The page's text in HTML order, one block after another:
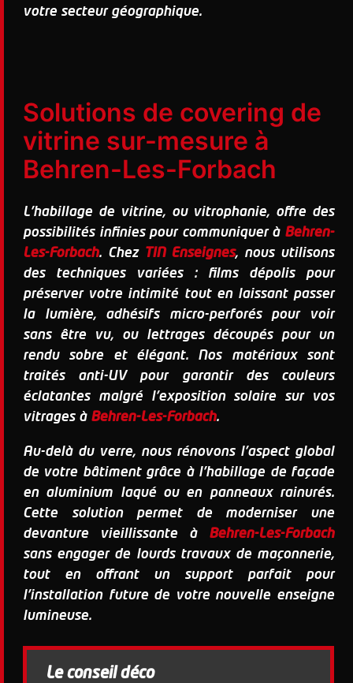
votre secteur géographique.
Solutions de covering de
vitrine sur-mesure à
Behren-Les-Forbach
L'habillage de vitrine, ou vitrophanie, offre des
possibilités infinies pour communiquer à Behren-
Les-Forbach. Chez TIN Enseignes, nous utilisons
des techniques variées : films dépolis pour
préserver votre intimité tout en laissant passer
la lumière, adhésifs micro-perforés pour voir
sans être vu, ou lettrages découpés pour un
rendu sobre et élégant. Nos matériaux sont
traités anti-UV pour garantir des couleurs
éclatantes malgré l'exposition solaire sur vos
vitrages à Behren-Les-Forbach.
Au-delà du verre, nous rénovons l'aspect global
de votre bâtiment grâce à l'habillage de façade
en aluminium laqué ou en panneaux rainurés.
Cette solution permet de moderniser une
devanture vieillissante à Behren-Les-Forbach
sans engager de lourds travaux de maçonnerie,
tout en offrant un support parfait pour
l'installation future de votre nouvelle enseigne
lumineuse.
Le conseil déco